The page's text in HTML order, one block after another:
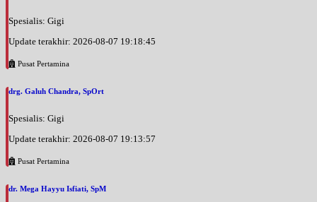
Spesialis: Gigi
Update terakhir: 2026-08-07 19:18:45
Pusat Pertamina
drg. Galuh Chandra, SpOrt
Spesialis: Gigi
Update terakhir: 2026-08-07 19:13:57
Pusat Pertamina
dr. Mega Hayyu Isfiati, SpM